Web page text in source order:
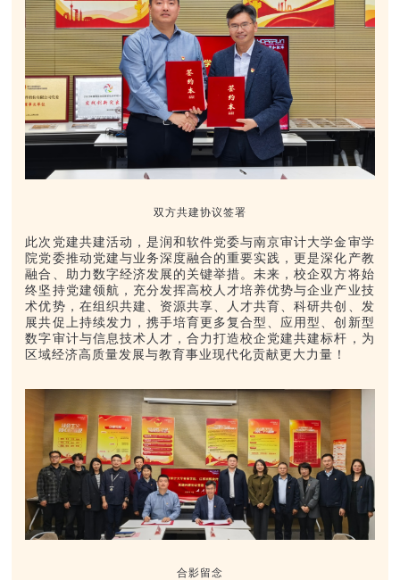
双方共建协议签署
此次党建共建活动，是润和软件党委与南京审计大学金审学
院党委推动党建与业务深度融合的重要实践，更是深化产教
融合、助力数字经济发展的关键举措。未来，校企双方将始
终坚持党建领航，充分发挥高校人才培养优势与企业产业技
术优势，在组织共建、资源共享、人才共育、科研共创、发
展共促上持续发力，携手培育更多复合型、应用型、创新型
数字审计与信息技术人才，合力打造校企党建共建标杆，为
区域经济高质量发展与教育事业现代化贡献更大力量！
合影留念